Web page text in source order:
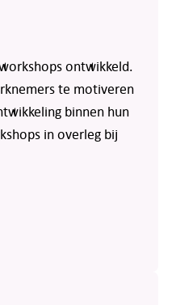
ontwikkeld.
te motiveren
binnen hun
in overleg bij